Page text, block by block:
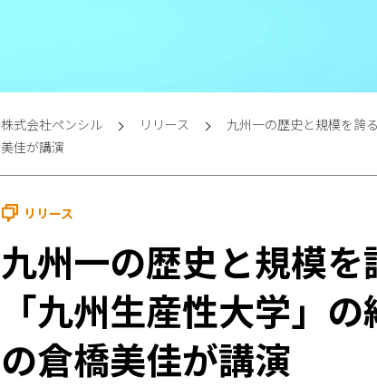
株式会社ペンシル リリース
九州一の歴史と規模を誇
美佳が講演
リリース
九州一の歴史と規模
「九州生産性大学」
の倉橋美佳が講演